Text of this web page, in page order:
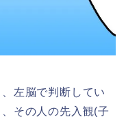
左脳で判断してい
その人の先入観(子